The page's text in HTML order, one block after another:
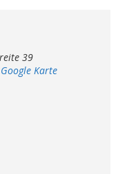
39
Karte